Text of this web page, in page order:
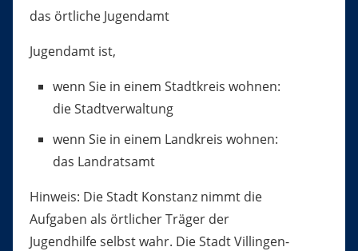
das örtliche Jugendamt
Jugendamt ist,
wenn Sie in einem Stadtkreis wohnen:
die Stadtverwaltung
wenn Sie in einem Landkreis wohnen:
das Landratsamt
Hinweis: Die Stadt Konstanz nimmt die
Aufgaben als örtlicher Träger der
Jugendhilfe selbst wahr. Die Stadt Villingen-